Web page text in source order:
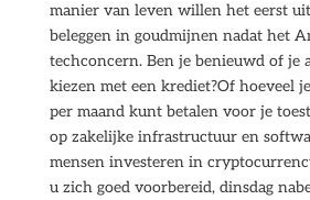
manier van leven willen het eerst
beleggen in goudmijnen nadat het
techconcern. Ben je benieuwd of je
kiezen met een krediet?Of hoeveel
per maand kunt betalen voor je
op zakelijke infrastructuur en
mensen investeren in
u zich goed voorbereid, dinsdag